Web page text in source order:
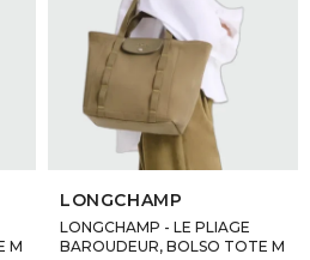
M
SELECCIONAR TALLE
LONGCHAMP
LONGCHAMP - LE PLIAGE
BAROUDEUR, BOLSO TOTE M